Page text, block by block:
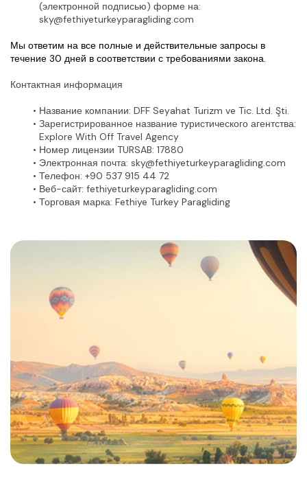
sky@fethiyeturkeyparagliding.com
Мы ответим на все полные и действительные запросы в
течение 30 дней в соответствии с требованиями закона.
Контактная информация
Название компании: DFF Seyahat Turizm ve Tic. Ltd. Şti.
Зарегистрированное название туристического агентства:
Explore With Off Travel Agency
Номер лицензии TURSAB: 17880
Электронная почта: sky@fethiyeturkeyparagliding.com
Телефон: +90 537 915 44 72
Веб-сайт: fethiyeturkeyparagliding.com
Торговая марка: Fethiye Turkey Paragliding